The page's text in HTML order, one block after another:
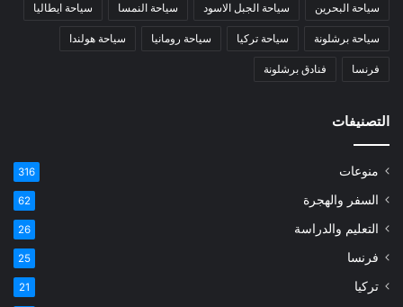
سياحة البحرين سياحة الجبل الاسود سياحة النمسا سياحة ايطاليا
سياحة برشلونة سياحة تركيا سياحة رومانيا سياحة هولندا
فرنسا فنادق برشلونة
التصنيفات
منوعات 316
السفر والهجرة 62
التعليم والدراسة 26
فرنسا 25
تركيا 21